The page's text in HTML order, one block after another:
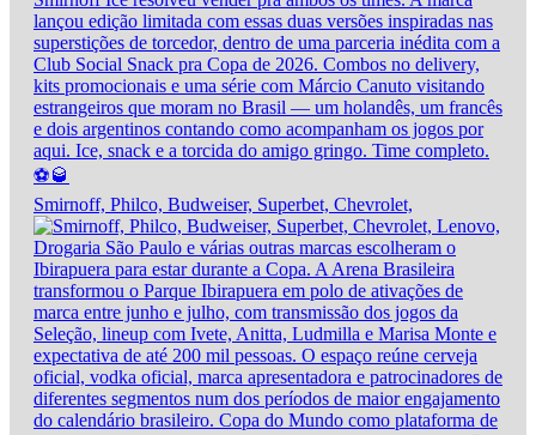
Smirnoff, Philco, Budweiser, Superbet, Chevrolet,